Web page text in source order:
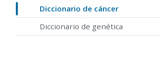
Diccionario de cáncer
Diccionario de genética